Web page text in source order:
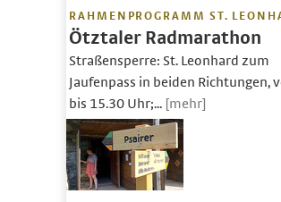
RAHMENPROGRAMM ST.
Ötztaler Radmarathon
Straßensperre: St. Leonhard zum
Jaufenpass in beiden Richtungen,
bis 15.30 Uhr;... [mehr]